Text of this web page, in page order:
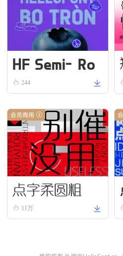
HF Semi-Ro
und VN Bold
244
会员商用
点字柔圆粗
11万